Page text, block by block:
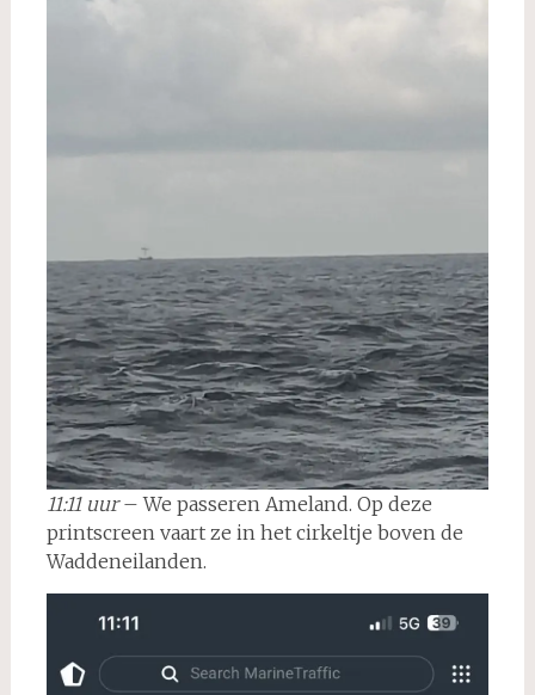
11:11 uur– We passeren Ameland. Op deze
printscreen vaart ze in het cirkeltje boven de
Waddeneilanden.